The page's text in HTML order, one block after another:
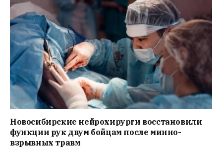
Новосибирские нейрохирурги восстановили
функции рук двум бойцам после минно-
взрывных травм